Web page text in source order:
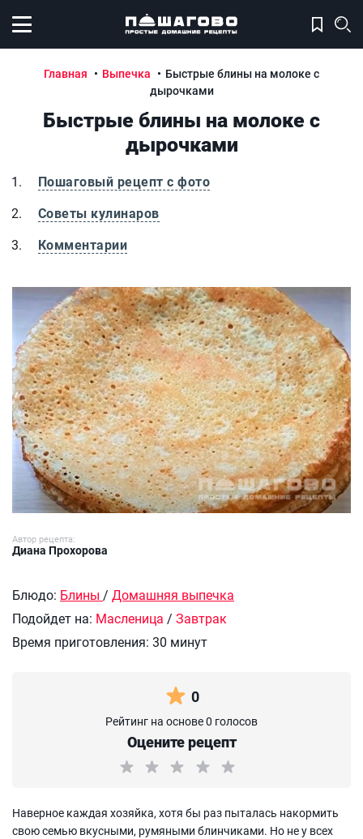
Открыть меню
Главная Выпечка
Быстрые блины на молоке с
дырочками
Быстрые блины на молоке с
дырочками
Пошаговый рецепт с фото
Советы кулинаров
Комментарии
Быстрые блины на молоке с дырочками
Автор рецепта:
Диана Прохорова
Блюдо: Блины / Домашняя выпечка
Подойдет на: Масленица / Завтрак
Время приготовления: 30 минут
0
Рейтинг на основе 0 голосов
Оцените рецепт
Наверное каждая хозяйка, хотя бы раз пыталась накормить
свою семью вкусными, румяными блинчиками. Но не у всех